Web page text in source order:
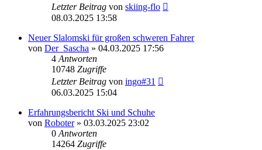
Letzter Beitrag von skiing-flo
08.03.2025 13:58
Neuer Slalomski für großen schweren Fahrer
von Der_Sascha » 04.03.2025 17:56
4 Antworten
10748 Zugriffe
Letzter Beitrag von ingo#31
06.03.2025 15:04
Erfahrungsbericht Ski und Schuhe
von Roboter» 03.03.2025 23:02
0 Antworten
14264 Zugriffe